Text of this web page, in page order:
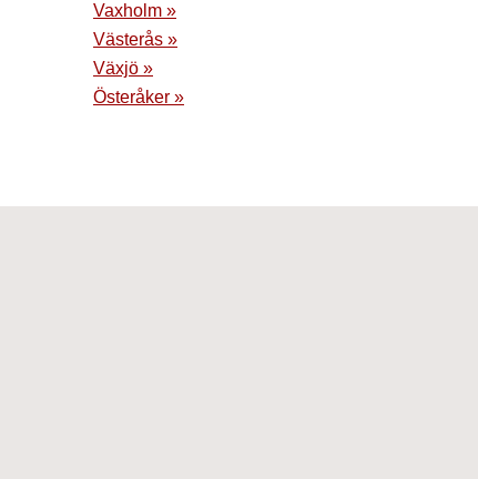
Vaxholm »
Västerås »
Växjö »
Österåker »